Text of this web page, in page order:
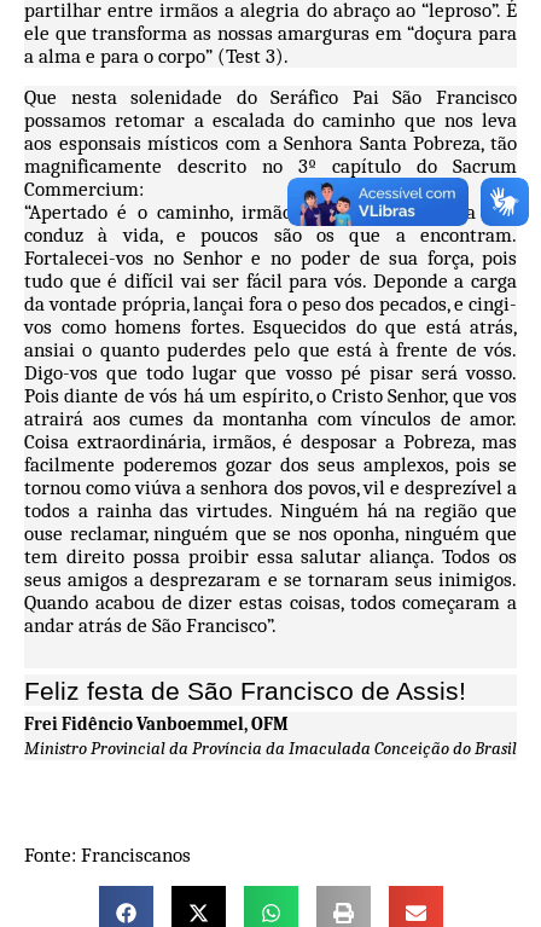
partilhar entre irmãos a alegria do abraço ao “leproso”. É
ele que transforma as nossas amarguras em “doçura para
a alma e para o corpo” (Test 3).
Que nesta solenidade do Seráfico Pai São Francisco
possamos retomar a escalada do caminho que nos leva
aos esponsais místicos com a Senhora Santa Pobreza, tão
magnificamente descrito no 3º capítulo do Sacrum
Commercium:
“Apertado é o caminho, irmãos, e estreita a porta que
conduz à vida, e poucos são os que a encontram.
Fortalecei-vos no Senhor e no poder de sua força, pois
tudo que é difícil vai ser fácil para vós. Deponde a carga
da vontade própria, lançai fora o peso dos pecados, e cingi-
vos como homens fortes. Esquecidos do que está atrás,
ansiai o quanto puderdes pelo que está à frente de vós.
Digo-vos que todo lugar que vosso pé pisar será vosso.
Pois diante de vós há um espírito, o Cristo Senhor, que vos
atrairá aos cumes da montanha com vínculos de amor.
Coisa extraordinária, irmãos, é desposar a Pobreza, mas
facilmente poderemos gozar dos seus amplexos, pois se
tornou como viúva a senhora dos povos, vil e desprezível a
todos a rainha das virtudes. Ninguém há na região que
ouse reclamar, ninguém que se nos oponha, ninguém que
tem direito possa proibir essa salutar aliança. Todos os
seus amigos a desprezaram e se tornaram seus inimigos.
Quando acabou de dizer estas coisas, todos começaram a
andar atrás de São Francisco”.
Feliz festa de São Francisco de Assis!
Frei Fidêncio Vanboemmel, OFM
Ministro Provincial da Província da Imaculada Conceição do Brasil
Fonte: Franciscanos